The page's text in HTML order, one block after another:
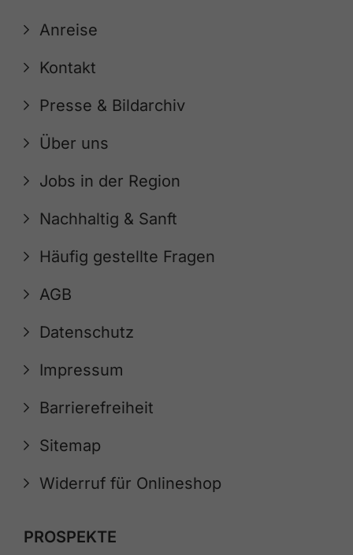
Anreise
Kontakt
Presse & Bildarchiv
Über uns
Jobs in der Region
Nachhaltig & Sanft
Häufig gestellte Fragen
AGB
Datenschutz
Impressum
Barrierefreiheit
Sitemap
Widerruf für Onlineshop
PROSPEKTE